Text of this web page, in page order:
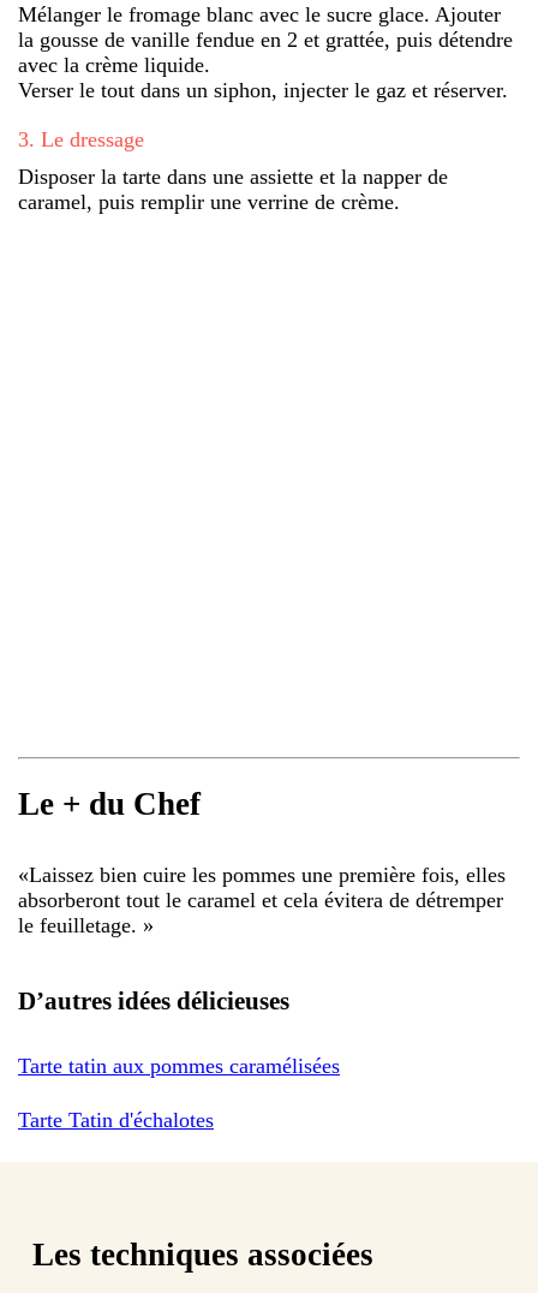
Mélanger le fromage blanc avec le sucre glace. Ajouter
la gousse de vanille fendue en 2 et grattée, puis détendre
avec la crème liquide.
Verser le tout dans un siphon, injecter le gaz et réserver.
3. Le dressage
Disposer la tarte dans une assiette et la napper de
caramel, puis remplir une verrine de crème.
Le + du Chef
«Laissez bien cuire les pommes une première fois, elles
absorberont tout le caramel et cela évitera de détremper
le feuilletage. »
D’autres idées délicieuses
Tarte tatin aux pommes caramélisées
Tarte Tatin d'échalotes
Les techniques associées